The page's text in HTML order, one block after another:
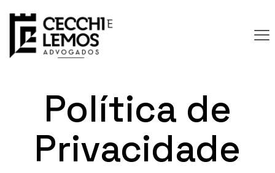
Política de
Privacidade